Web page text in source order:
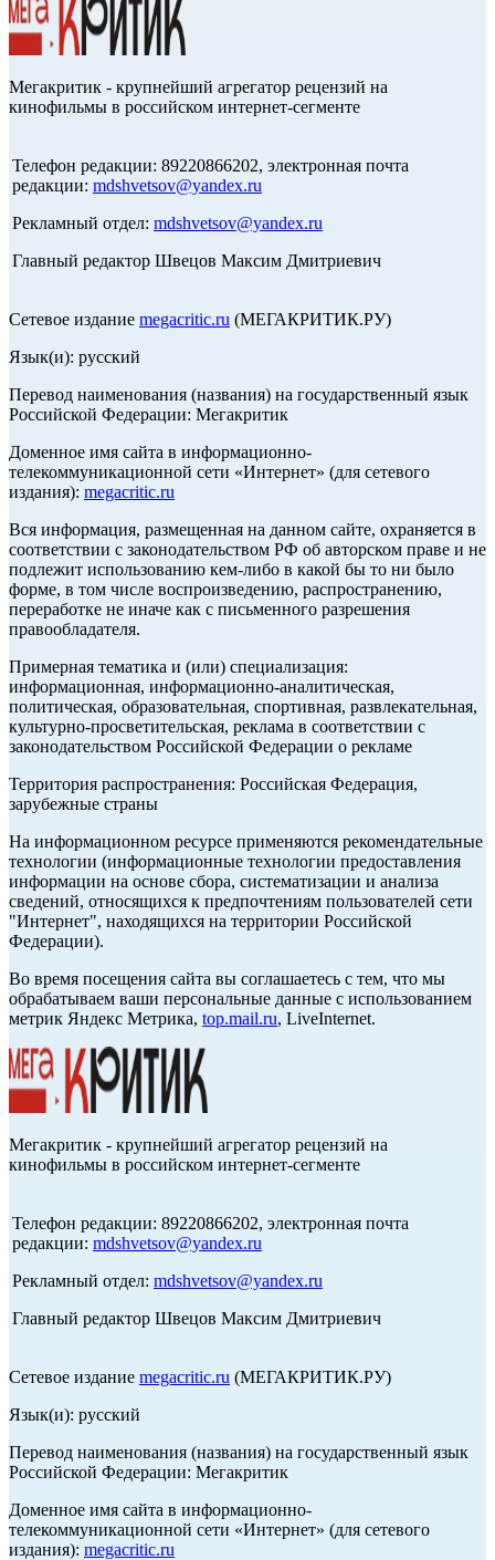
Мегакритик - крупнейший агрегатор рецензий на
кинофильмы в российском интернет-сегменте
Телефон редакции: 89220866202, электронная почта
редакции: mdshvetsov@yandex.ru
Рекламный отдел: mdshvetsov@yandex.ru
Главный редактор Швецов Максим Дмитриевич
Сетевое издание megacritic.ru (МЕГАКРИТИК.РУ)
Язык(и): русский
Перевод наименования (названия) на государственный язык
Российской Федерации: Мегакритик
Доменное имя сайта в информационно-
телекоммуникационной сети «Интернет» (для сетевого
издания): megacritic.ru
Вся информация, размещенная на данном сайте, охраняется в
соответствии с законодательством РФ об авторском праве и не
подлежит использованию кем-либо в какой бы то ни было
форме, в том числе воспроизведению, распространению,
переработке не иначе как с письменного разрешения
правообладателя.
Примерная тематика и (или) специализация:
информационная, информационно-аналитическая,
политическая, образовательная, спортивная, развлекательная,
культурно-просветительская, реклама в соответствии с
законодательством Российской Федерации о рекламе
Территория распространения: Российская Федерация,
зарубежные страны
На информационном ресурсе применяются рекомендательные
технологии (информационные технологии предоставления
информации на основе сбора, систематизации и анализа
сведений, относящихся к предпочтениям пользователей сети
"Интернет", находящихся на территории Российской
Федерации).
Во время посещения сайта вы соглашаетесь с тем, что мы
обрабатываем ваши персональные данные с использованием
метрик Яндекс Метрика, top.mail.ru, LiveInternet.
Мегакритик - крупнейший агрегатор рецензий на
кинофильмы в российском интернет-сегменте
Телефон редакции: 89220866202, электронная почта
редакции: mdshvetsov@yandex.ru
Рекламный отдел: mdshvetsov@yandex.ru
Главный редактор Швецов Максим Дмитриевич
Сетевое издание megacritic.ru (МЕГАКРИТИК.РУ)
Язык(и): русский
Перевод наименования (названия) на государственный язык
Российской Федерации: Мегакритик
Доменное имя сайта в информационно-
телекоммуникационной сети «Интернет» (для сетевого
издания): megacritic.ru